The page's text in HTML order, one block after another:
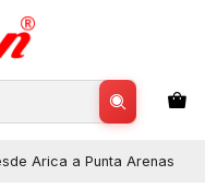
Arica a Punta Arenas